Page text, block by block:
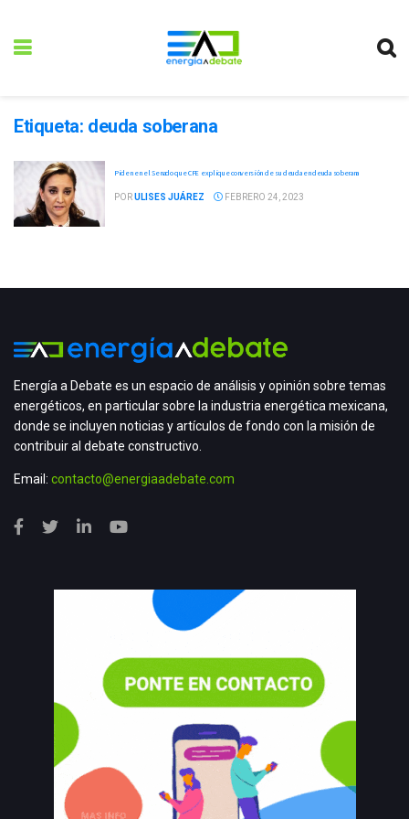
Etiqueta: deuda soberana
Piden en el Senado que CFE explique conversión de su deuda en deuda soberana
PORULISES JUÁREZ FEBRERO 24, 2023
Energía a Debate es un espacio de análisis y opinión sobre temas
energéticos, en particular sobre la industria energética mexicana,
donde se incluyen noticias y artículos de fondo con la misión de
contribuir al debate constructivo.
Email: contacto@energiaadebate.com